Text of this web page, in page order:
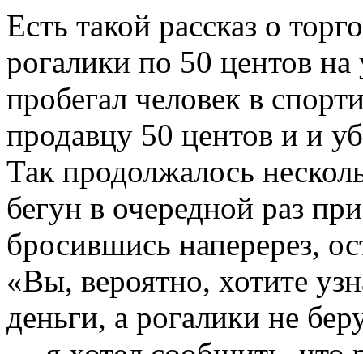
Есть такой рассказ о
рогалики по 50 центов
пробегал человек в
продавцу 50 центов и и
Так продолжалось
бегун в очередной раз
бросившись наперерез,
«Вы, вероятно, хотите
деньги, а рогалики не